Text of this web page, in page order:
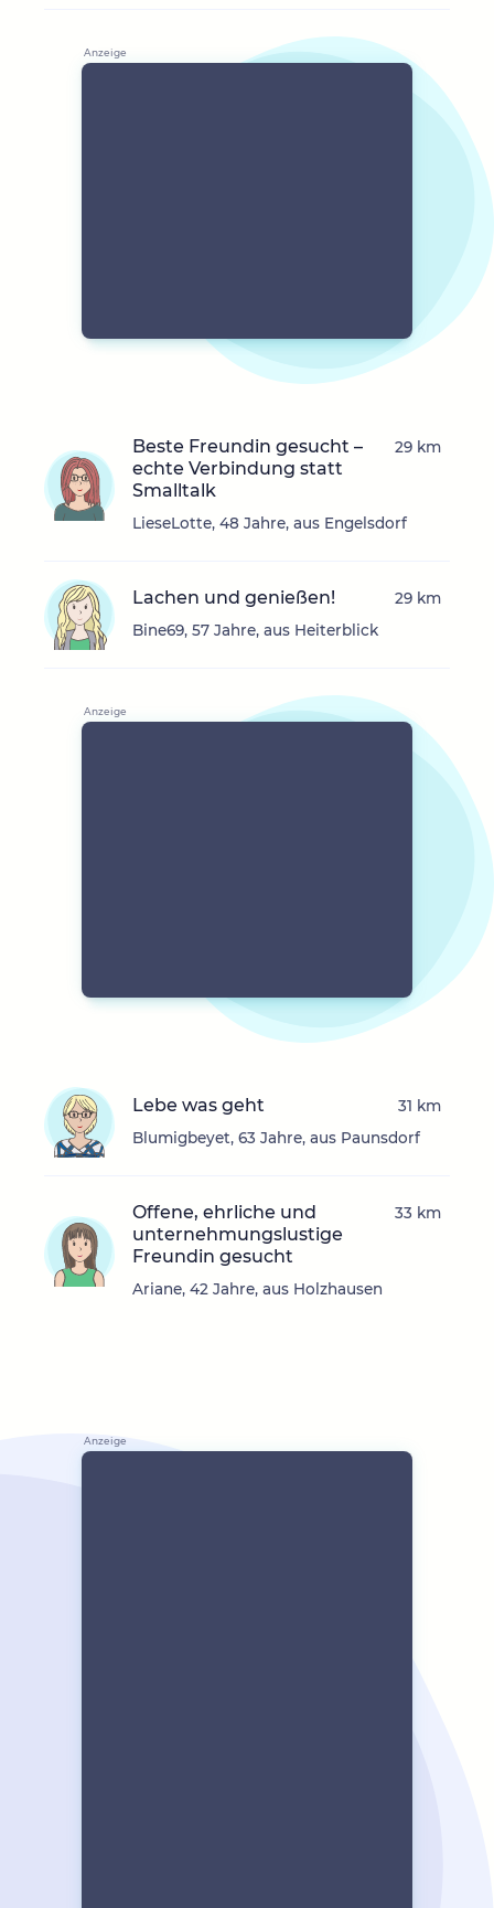
Beste Freundin gesucht –
echte Verbindung statt
Smalltalk
LieseLotte, 48 Jahre, aus Engelsdorf
29 km
Lachen und genießen!
Bine69, 57 Jahre, aus Heiterblick
29 km
Lebe was geht
Blumigbeyet, 63 Jahre, aus Paunsdorf
31 km
Offene, ehrliche und
unternehmungslustige
Freundin gesucht
Ariane, 42 Jahre, aus Holzhausen
33 km